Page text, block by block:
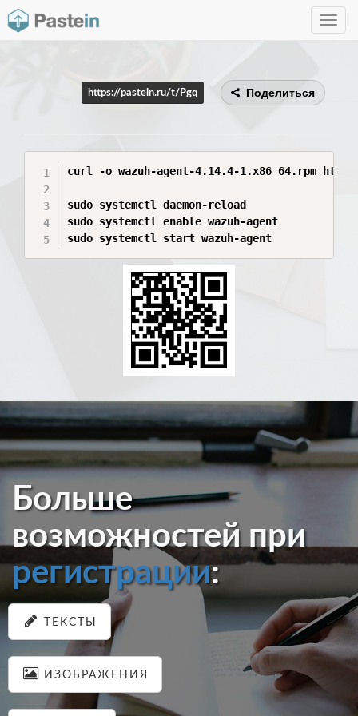
Toggle
https://pastein.ru/t/Pgq Поделиться
curl -o wazuh-agent-4.14.4-1.x86_64.rpm https://
sudo systemctl daemon-reload
sudo systemctl enable wazuh-agent
sudo systemctl start wazuh-agent
Больше
возможностей при
регистрации:
ТЕКСТЫ
ИЗОБРАЖЕНИЯ